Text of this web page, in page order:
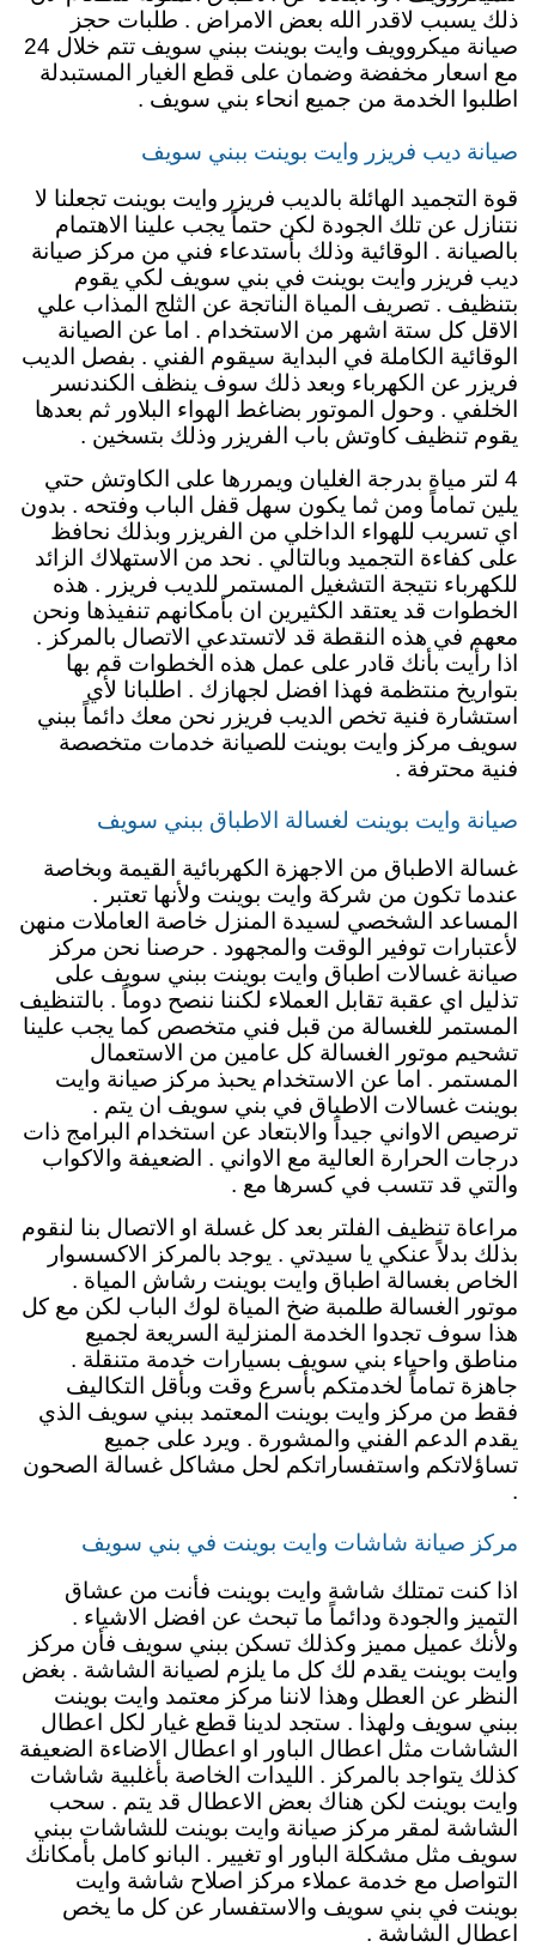
ذلك يسبب لاقدر الله بعض الامراض . طلبات حجز
صيانة ميكروويف وايت بوينت ببني سويف تتم خلال 24
مع اسعار مخفضة وضمان على قطع الغيار المستبدلة
اطلبوا الخدمة من جميع انحاء بني سويف .
صيانة ديب فريزر وايت بوينت ببني سويف
قوة التجميد الهائلة بالديب فريزر وايت بوينت تجعلنا لا
نتنازل عن تلك الجودة لكن حتماً يجب علينا الاهتمام
بالصيانة . الوقائية وذلك بأستدعاء فني من مركز صيانة
ديب فريزر وايت بوينت في بني سويف لكي يقوم
بتنظيف . تصريف المياة الناتجة عن الثلج المذاب علي
الاقل كل ستة اشهر من الاستخدام . اما عن الصيانة
الوقائية الكاملة في البداية سيقوم الفني . بفصل الديب
فريزر عن الكهرباء وبعد ذلك سوف ينظف الكندنسر
الخلفي . وحول الموتور بضاغط الهواء البلاور ثم بعدها
يقوم تنظيف كاوتش باب الفريزر وذلك بتسخين .
4 لتر مياة بدرجة الغليان ويمررها على الكاوتش حتي
يلين تماماً ومن ثما يكون سهل قفل الباب وفتحه . بدون
اي تسريب للهواء الداخلي من الفريزر وبذلك نحافظ
على كفاءة التجميد وبالتالي . نحد من الاستهلاك الزائد
للكهرباء نتيجة التشغيل المستمر للديب فريزر . هذه
الخطوات قد يعتقد الكثيرين ان بأمكانهم تنفيذها ونحن
معهم في هذه النقطة قد لاتستدعي الاتصال بالمركز .
اذا رأيت بأنك قادر على عمل هذه الخطوات قم بها
بتواريخ منتظمة فهذا افضل لجهازك . اطلبانا لأي
استشارة فنية تخص الديب فريزر نحن معك دائماً ببني
سويف مركز وايت بوينت للصيانة خدمات متخصصة
فنية محترفة .
صيانة وايت بوينت لغسالة الاطباق ببني سويف
غسالة الاطباق من الاجهزة الكهربائية القيمة وبخاصة
عندما تكون من شركة وايت بوينت ولأنها تعتبر .
المساعد الشخصي لسيدة المنزل خاصة العاملات منهن
لأعتبارات توفير الوقت والمجهود . حرصنا نحن مركز
صيانة غسالات اطباق وايت بوينت ببني سويف على
تذليل اي عقبة تقابل العملاء لكننا ننصح دوماً . بالتنظيف
المستمر للغسالة من قبل فني متخصص كما يجب علينا
تشحيم موتور الغسالة كل عامين من الاستعمال
المستمر . اما عن الاستخدام يحبذ مركز صيانة وايت
بوينت غسالات الاطباق في بني سويف ان يتم .
ترصيص الاواني جيداً والابتعاد عن استخدام البرامج ذات
درجات الحرارة العالية مع الاواني . الضعيفة والاكواب
والتي قد تتسب في كسرها مع .
مراعاة تنظيف الفلتر بعد كل غسلة او الاتصال بنا لنقوم
بذلك بدلاً عنكي يا سيدتي . يوجد بالمركز الاكسسوار
الخاص بغسالة اطباق وايت بوينت رشاش المياة .
موتور الغسالة طلمبة ضخ المياة لوك الباب لكن مع كل
هذا سوف تجدوا الخدمة المنزلية السريعة لجميع
مناطق واحياء بني سويف بسيارات خدمة متنقلة .
جاهزة تماماً لخدمتكم بأسرع وقت وبأقل التكاليف
فقط من مركز وايت بوينت المعتمد ببني سويف الذي
يقدم الدعم الفني والمشورة . ويرد على جميع
تساؤلاتكم واستفساراتكم لحل مشاكل غسالة الصحون
.
مركز صيانة شاشات وايت بوينت في بني سويف
اذا كنت تمتلك شاشة وايت بوينت فأنت من عشاق
التميز والجودة ودائماً ما تبحث عن افضل الاشياء .
ولأنك عميل مميز وكذلك تسكن ببني سويف فأن مركز
وايت بوينت يقدم لك كل ما يلزم لصيانة الشاشة . بغض
النظر عن العطل وهذا لاننا مركز معتمد وايت بوينت
ببني سويف ولهذا . ستجد لدينا قطع غيار لكل اعطال
الشاشات مثل اعطال الباور او اعطال الاضاءة الضعيفة
كذلك يتواجد بالمركز . الليدات الخاصة بأغلبية شاشات
وايت بوينت لكن هناك بعض الاعطال قد يتم . سحب
الشاشة لمقر مركز صيانة وايت بوينت للشاشات ببني
سويف مثل مشكلة الباور او تغيير . البانو كامل بأمكانك
التواصل مع خدمة عملاء مركز اصلاح شاشة وايت
بوينت في بني سويف والاستفسار عن كل ما يخص
اعطال الشاشة .